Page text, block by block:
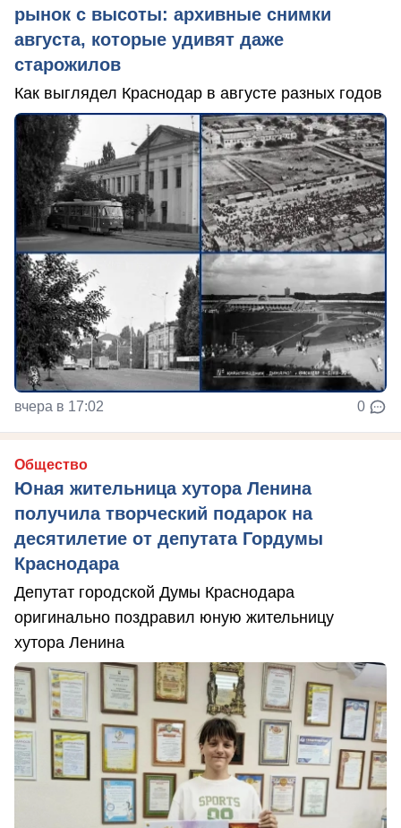
рынок с высоты: архивные снимки
августа, которые удивят даже
старожилов
Как выглядел Краснодар в августе разных годов
вчера в 17:02 0
Общество
Юная жительница хутора Ленина
получила творческий подарок на
десятилетие от депутата Гордумы
Краснодара
Депутат городской Думы Краснодара
оригинально поздравил юную жительницу
хутора Ленина